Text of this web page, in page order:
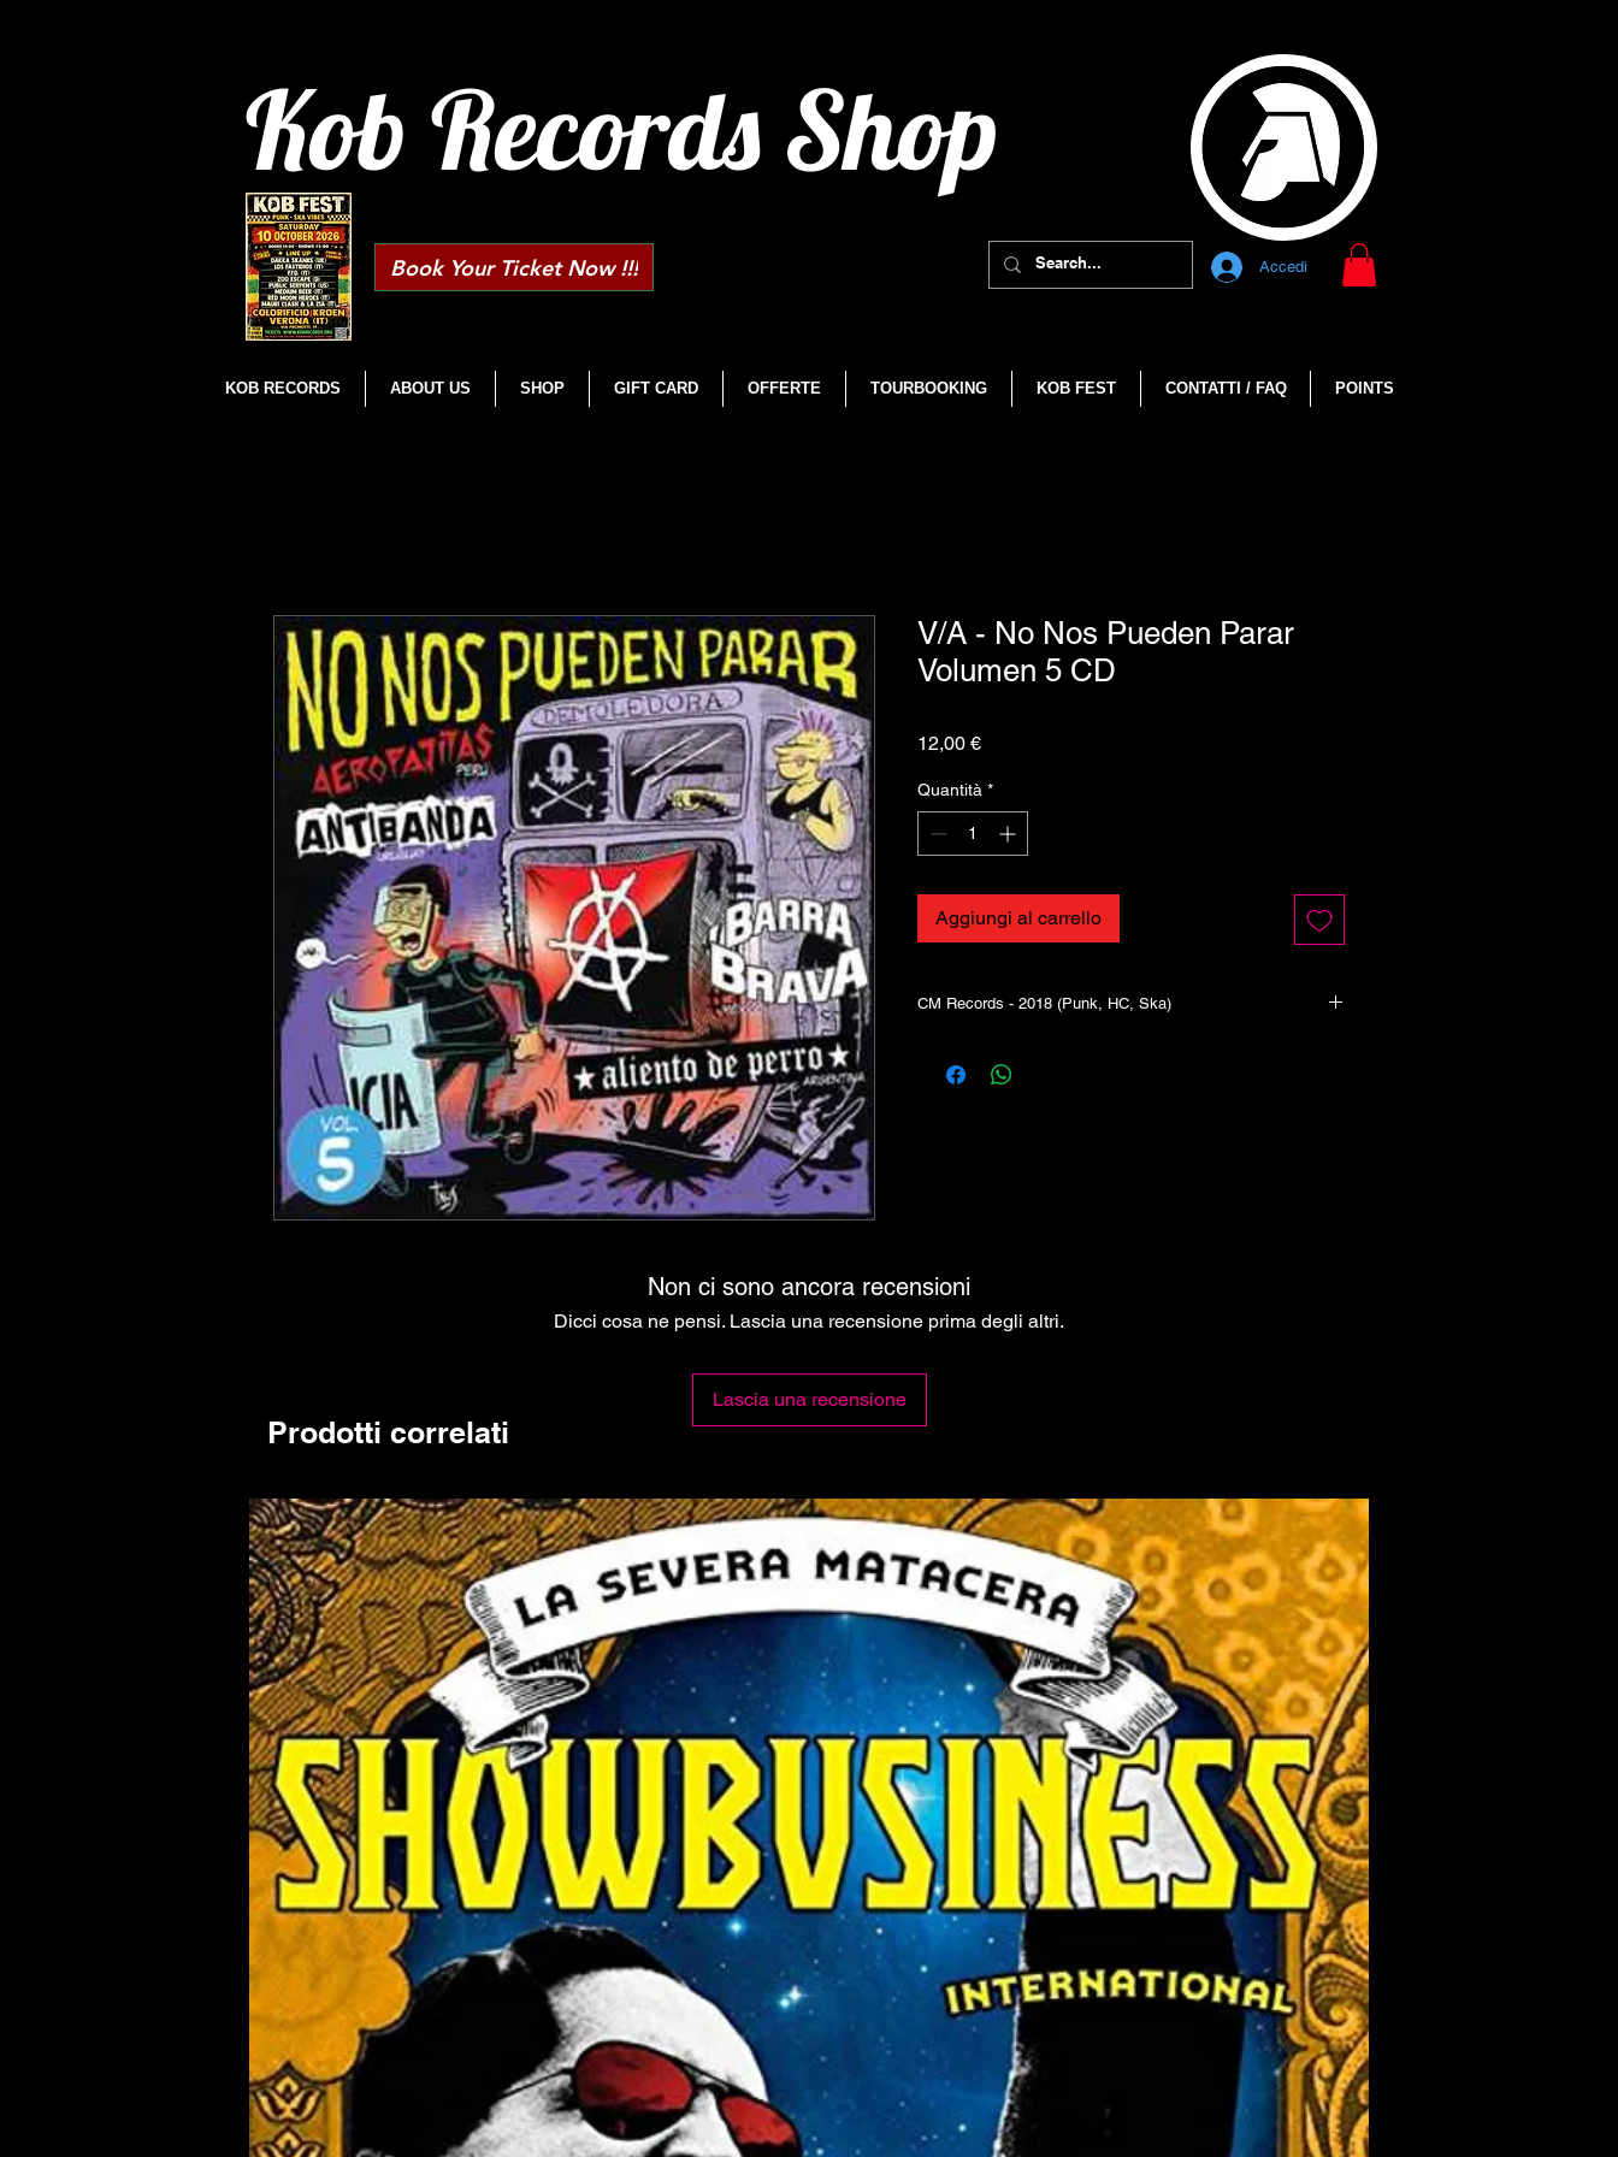
Kob Records Shop
Accedi
Book Your Ticket Now !!!
KOB RECORDS ABOUT US SHOP GIFT CARD OFFERTE TOURBOOKING KOB FEST CONTATTI / FAQ POINTS
V/A - No Nos Pueden Parar
Volumen 5 CD
12,00 €Prezzo
Quantità *
Aggiungi al carrello
CM Records - 2018 (Punk, HC, Ska)
2 Aeropajitas– Como Un Parásito 2:07
Amor 2:18
10 Aliento De Perro– El Deportivo Armenio 3:32
11 Aliento De Perro– Ho Visto Maradona 3:52
13 Barra Brava (2)– Bring Back The Skins 2:36
15 Barra Brava (2)– La Voz De La Libertad 3:24
18 Barra Brava (2)– Por Siempre La Barra Cantará
2:50
19 Antibanda– El Hombre De La Gorra 1:48
20 Antibanda– Gatillazo Fácil 1:03
21 Antibanda– Mi Resaka 1:44
22 Antibanda– Motochorro 2:17
23 Antibanda– Gallina Sparrer 1:36
24 Antibanda– Menina Oi! 3:33
Non ci sono ancora recensioni
Dicci cosa ne pensi. Lascia una recensione prima degli altri.
Lascia una recensione
Prodotti correlati